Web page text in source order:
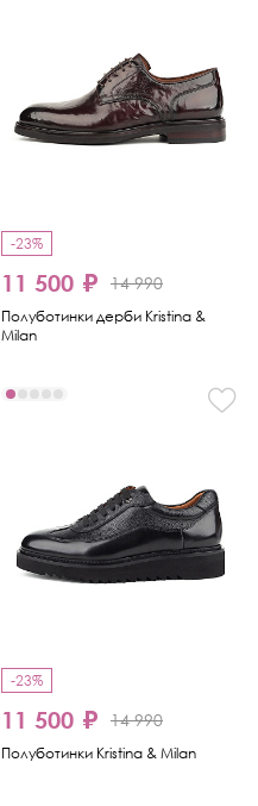
-23%
11 500 ₽ 14 990
Полуботинки дерби Kristina &
Milan
-23%
11 500 ₽ 14 990
Полуботинки Kristina & Milan